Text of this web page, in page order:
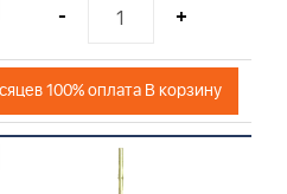
- +
100% оплата В корзину